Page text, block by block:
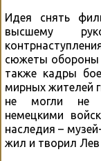
Идея снять
высшему
сюжеты
также кадры
мирных жителей
не могли не
немецкими
наследия –
жил и творил